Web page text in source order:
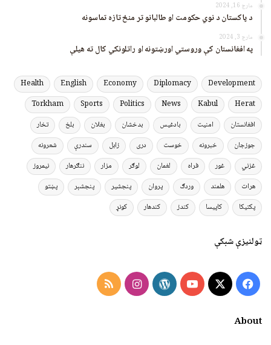
مارچ 16, 2024
د پاکستان د نوي حکومت او طالبانو تر منځ تازه تماسونه
مارچ 3, 2024
په افغانستان کې وروستي اورښتونه او راتلونکي کال ته هیلې
Development
Diplomacy
Economy
English
Health
Herat
Kabul
News
Politics
Sports
Torkham
افغانستان
امنیت بادغیس بدخشان بغلان بلخ
تخار
جوزجان
خبرونه خوست دری زابل سندرې
شعرونه
غزني
غور فراه لغمان لوګر مزار ننګرهار
نیمروز
هرات
هلمند وردګ پروان پنجشیر پنجشېر
پښتو
پکتیکا
کاپیسا کندز کندهار کونړ
ټولنیزې شبکې
Facebook
X
YouTube
WordPress
Instagram
RSS
About